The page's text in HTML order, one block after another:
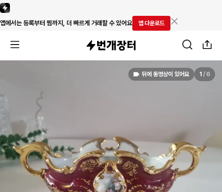
앱에서는 등록부터 찜까지, 더 빠르게 거래할 수 있어요 앱 다운로드
뒤에 동영상이 있어요 1 / 6